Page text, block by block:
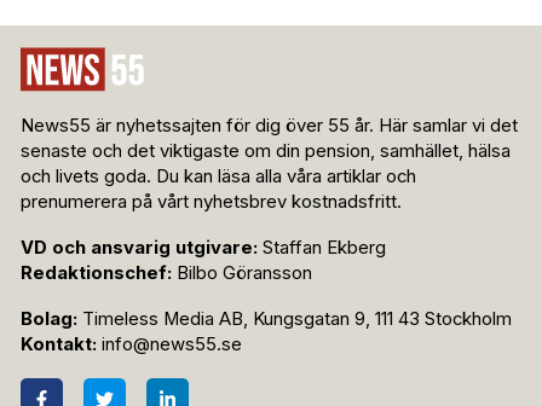
News55 är nyhetssajten för dig över 55 år. Här samlar vi det
senaste och det viktigaste om din pension, samhället, hälsa
och livets goda. Du kan läsa alla våra artiklar och
prenumerera på vårt nyhetsbrev kostnadsfritt.
VD och ansvarig utgivare: Staffan Ekberg
Redaktionschef: Bilbo Göransson
Bolag: Timeless Media AB, Kungsgatan 9, 111 43 Stockholm
Kontakt: info@news55.se